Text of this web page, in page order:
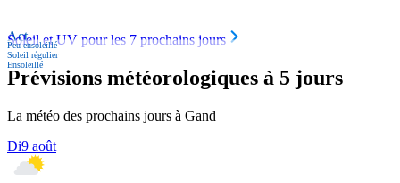
Act.
Peu ensoleillé
Soleil régulier
Ensoleillé
Soleil et UV pour les 7 prochains jours
Prévisions météorologiques à 5 jours
La météo des prochains jours à Gand
Di9 août